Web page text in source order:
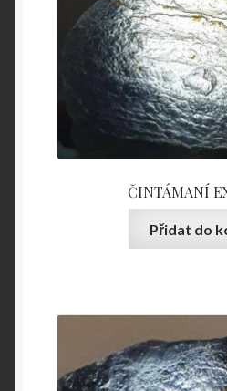
ČINTÁMANÍ
Přidat do